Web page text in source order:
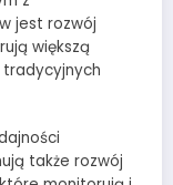
jest rozwój
większą
tradycyjnych
także rozwój